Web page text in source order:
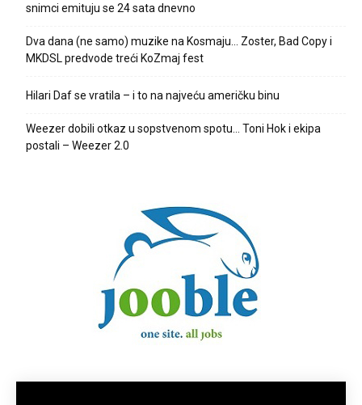
snimci emituju se 24 sata dnevno
Dva dana (ne samo) muzike na Kosmaju… Zoster, Bad Copy i
MKDSL predvode treći KoZmaj fest
Hilari Daf se vratila – i to na najveću američku binu
Weezer dobili otkaz u sopstvenom spotu… Toni Hok i ekipa
postali – Weezer 2.0